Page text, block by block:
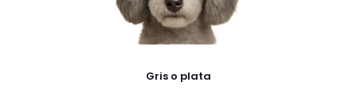
Gris o plata